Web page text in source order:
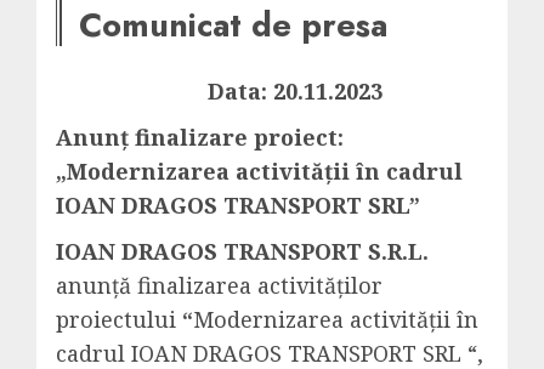
Comunicat de presa
Data: 20.11.2023
Anunţ finalizare proiect:
„Modernizarea activității în cadrul
IOAN DRAGOS TRANSPORT SRL”
IOAN DRAGOS TRANSPORT S.R.L.
anunţă finalizarea activităţilor
proiectului “Modernizarea activității în
cadrul IOAN DRAGOS TRANSPORT SRL “,